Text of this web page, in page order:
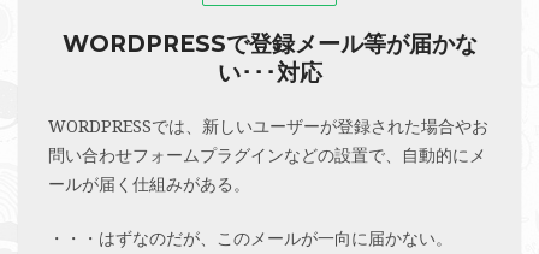
WORDPRESSで登録メール等が届かな
い･･･対応
WORDPRESSでは、新しいユーザーが登録された場合やお
問い合わせフォームプラグインなどの設置で、自動的にメ
ールが届く仕組みがある。
・・・はずなのだが、このメールが一向に届かない。